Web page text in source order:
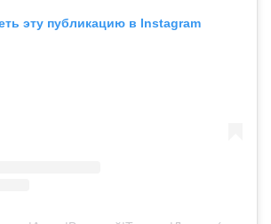
эту публикацию в Instagram